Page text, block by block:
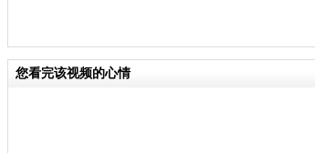
您看完该视频的心情